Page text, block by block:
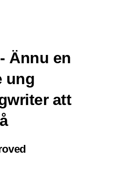
Ännu en
ung
att